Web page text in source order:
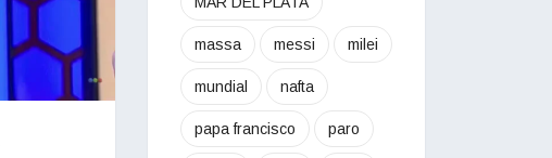
massa messi milei
mundial nafta
papa francisco paro